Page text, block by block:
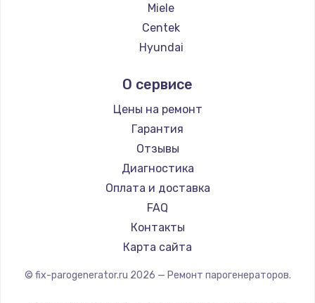
Miele
Centek
Hyundai
DELTA
Silter
Chayka
Beko
Vivitek
RED solution
О сервисе
Цены на ремонт
Гарантия
Отзывы
Диагностика
Оплата и доставка
FAQ
Контакты
Карта сайта
© fix-parogenerator.ru 2026 — Ремонт парогенераторов.